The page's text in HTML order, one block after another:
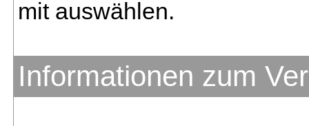
mit auswählen.
Informationen zum